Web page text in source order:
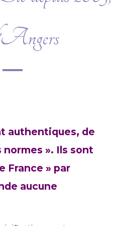
authentiques, de
». Ils sont
France » par
aucune